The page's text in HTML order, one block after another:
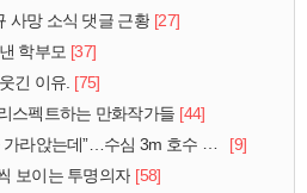
사망 소식 댓글 근황 [27]
학부모 [37]
긴 이유. [75]
스펙트하는 만화작가들 [44]
데”…수심 3m 호수 뛰어든 60대 의인
[9]
보이는 투명의자 [58]